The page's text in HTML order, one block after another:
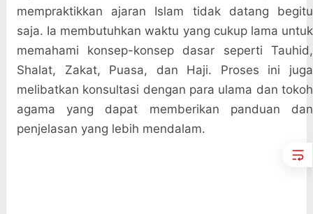
mempraktikkan ajaran Islam tidak datang begitu
saja. Ia membutuhkan waktu yang cukup lama untuk
memahami konsep-konsep dasar seperti Tauhid,
Shalat, Zakat, Puasa, dan Haji. Proses ini juga
melibatkan konsultasi dengan para ulama dan tokoh
agama yang dapat memberikan panduan dan
penjelasan yang lebih mendalam.